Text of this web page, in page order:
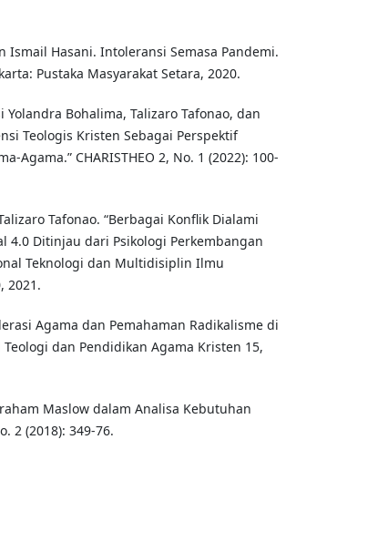
Ismail Hasani. Intoleransi Semasa Pandemi.
Pustaka Masyarakat Setara, 2020.
Yolandra Bohalima, Talizaro Tafonao, dan
Teologis Kristen Sebagai Perspektif
Agama.” CHARISTHEO 2, No. 1 (2022): 100-
Tafonao. “Berbagai Konflik Dialami
4.0 Ditinjau dari Psikologi Perkembangan
Teknologi dan Multidisiplin Ilmu
2021.
Agama dan Pemahaman Radikalisme di
Teologi dan Pendidikan Agama Kristen 15,
Maslow dalam Analisa Kebutuhan
2 (2018): 349-76.